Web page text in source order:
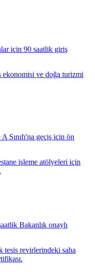
için 90 saatlik giriş
ve doğa turizmi
Sınıfı'na geçiş için ön
işleme atölyeleri için
Bakanlık onaylı
tesis revirlerindeki saha